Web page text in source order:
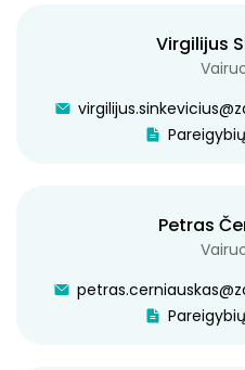
GERIATRIJOS DIENOS
STERILIZACINĖ
Virgilijus
Petras